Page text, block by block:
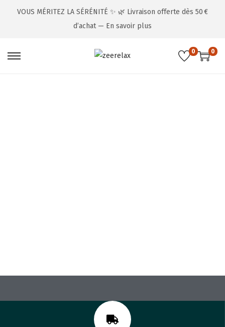
VOUS MÉRITEZ LA SÉRÉNITÉ ✨ 🌿 Livraison offerte dès 50 €
d’achat — En savoir plus
0 0